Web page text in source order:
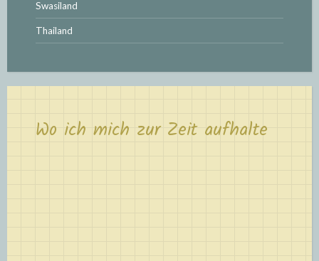
Swasiland
Thailand
Wo ich mich zur Zeit aufhalte